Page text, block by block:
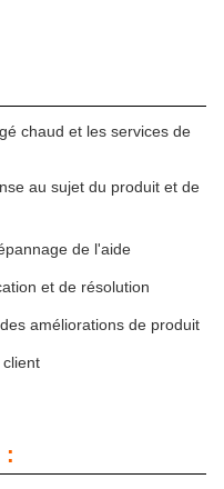
chaud et les services de
au sujet du produit et de
de l'aide
et de résolution
améliorations de produit
: